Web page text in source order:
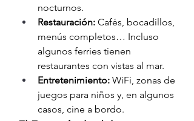
nocturnos.
Restauración: Cafés, bocadillos,
menús completos… Incluso
algunos ferries tienen
restaurantes con vistas al mar.
Entretenimiento: WiFi, zonas de
juegos para niños y, en algunos
casos, cine a bordo.